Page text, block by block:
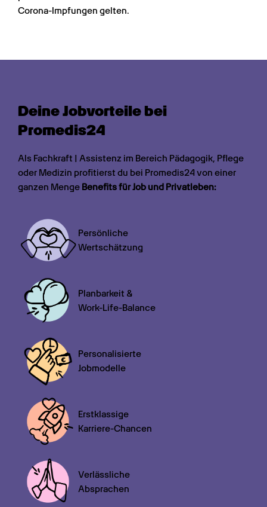
Corona-Impfungen gelten.
Deine Jobvorteile bei
Promedis24
Als Fachkraft | Assistenz im Bereich Pädagogik, Pflege
oder Medizin profitierst du bei Promedis24 von einer
ganzen Menge Benefits für Job und Privatleben:
Persönliche
Wertschätzung
Planbarkeit &
Work-Life-Balance
Personalisierte
Jobmodelle
Erstklassige
Karriere-Chancen
Verlässliche
Absprachen